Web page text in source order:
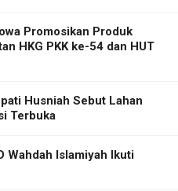
Promosikan Produk
HKG PKK ke-54 dan HUT
Husniah Sebut Lahan
Terbuka
Wahdah Islamiyah Ikuti